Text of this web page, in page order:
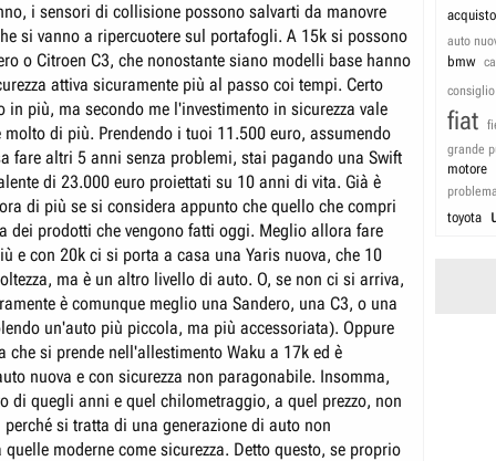
i sensori di collisione possono salvarti da manovre
si vanno a ripercuotere sul portafogli. A 15k si possono
o Citroen C3, che nonostante siano modelli base hanno
attiva sicuramente più al passo coi tempi. Certo
in più, ma secondo me l'investimento in sicurezza vale
molto di più. Prendendo i tuoi 11.500 euro, assumendo
fare altri 5 anni senza problemi, stai pagando una Swift
di 23.000 euro proiettati su 10 anni di vita. Già è
di più se si considera appunto che quello che compri
dei prodotti che vengono fatti oggi. Meglio allora fare
e con 20k ci si porta a casa una Yaris nuova, che 10
ma è un altro livello di auto. O, se non ci si arriva,
è comunque meglio una Sandero, una C3, o una
un'auto più piccola, ma più accessoriata). Oppure
che si prende nell'allestimento Waku a 17k ed è
nuova e con sicurezza non paragonabile. Insomma,
di quegli anni e quel chilometraggio, a quel prezzo, non
si tratta di una generazione di auto non
moderne come sicurezza. Detto questo, se proprio
acquisto
auto
bmw
consiglio
fiat
grande
motore
toyota